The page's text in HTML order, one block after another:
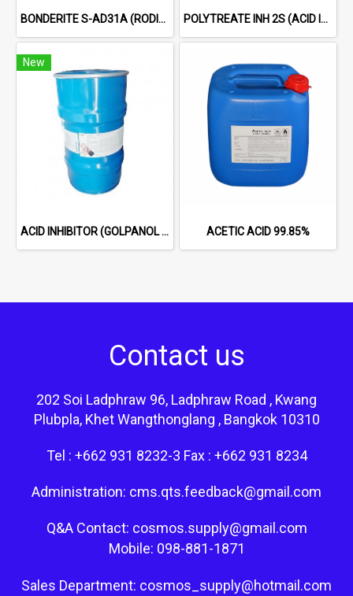
BONDERITE S-AD31A (RODINE 31 A) ACID INHIBITOR POLYTREATE INH 2S (ACID INHIBITOR FOR HCl)
New
ACID INHIBITOR (GOLPANOL BOZ 98%) WHITE CRYSTAL POWDER ACETIC ACID 99.85%
Contact us
202 Soi Ladphraw 96, Ladphraw Road , Kwang
Plubpla, Khet Wangthonglang , Bangkok 10310
Tel : +662 931 8232-3 Fax : +662 931 8234
Administration: cms.qts.feedback@gmail.com
Q&A Contact: cosmos.supply@gmail.com
Mobile: 098-881-1871
Sales Department: cosmos_supply@hotmail.com